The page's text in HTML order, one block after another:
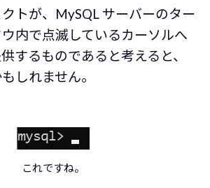
トが、MySQL サーバーのター
内で点滅しているカーソルへ
するものであると考えると、
しれません。
これですね。